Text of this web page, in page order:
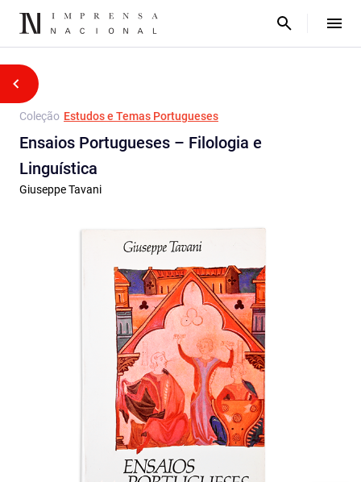
Coleção Estudos e Temas Portugueses
Ensaios Portugueses – Filologia e
Linguística
Giuseppe Tavani